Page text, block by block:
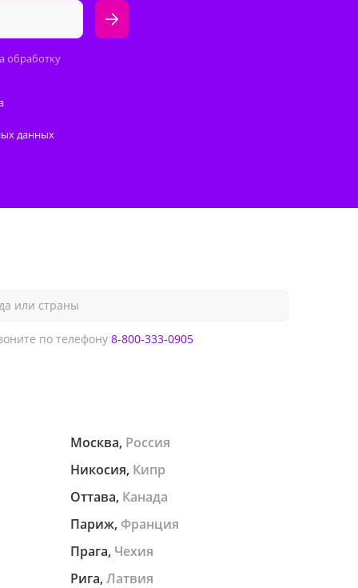
обработку
данных
или страны
Москва, Россия
Никосия, Кипр
Оттава, Канада
Париж, Франция
Прага, Чехия
Рига, Латвия
по телефону 8-800-333-0905